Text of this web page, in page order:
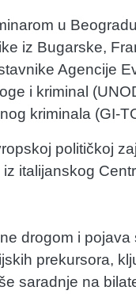
u
iz Bugarske,
Agencije
i kriminal
kriminala (GI-
političkoj
italijanskog
drogom i
prekursora,
saradnje na